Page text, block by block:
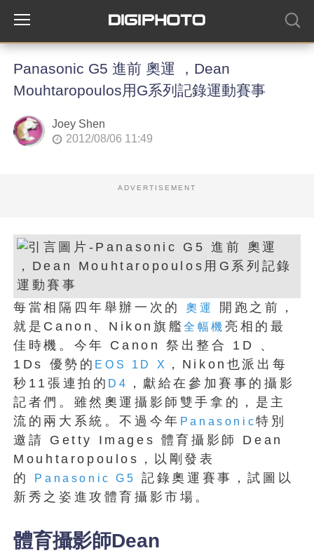
Panasonic G5 進前 奧運 ，Dean
Mouhtaropoulos用G系列記錄運動賽事
Joey Shen
2012/08/06 11:49
ADVERTISEMENT
每當相隔四年舉辦一次的奧運
開跑之前，
就是Canon、Nikon旗艦全幅機 亮相的最
佳時機。今年 Canon 祭出整合 1D 、
1Ds 優勢的 EOS 1D X
，Nikon也派出每
秒11張連拍的 D4
，獻給在參加賽事的攝影
記者們。雖然奧運攝影師雙手拿的，是主
流的兩大系統。不過今年 Panasonic特別
邀請 Getty Images 體育攝影師 Dean
Mouhtaropoulos，以剛發表
的
Panasonic G5
記錄奧運賽事，試圖以
新秀之姿進攻體育攝影市場。
體育攝影師Dean